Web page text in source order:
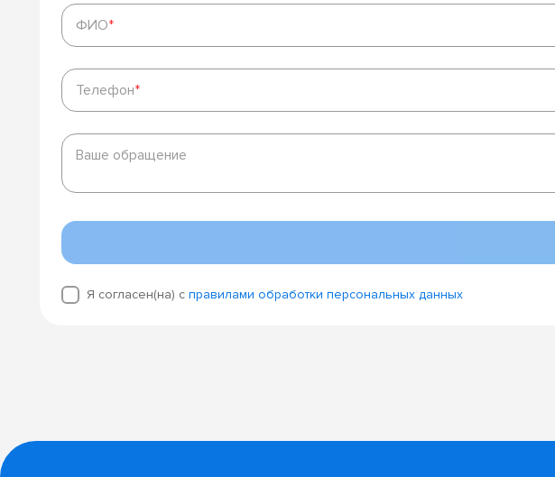
ФИО*
ФИО*
Телефон*
Телефон*
Ваше
обращение
Ваше обращение
Я согласен(на) с правилами обработки персональных данных